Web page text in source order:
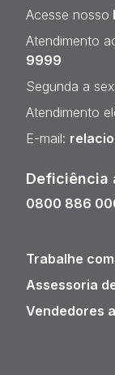
Acesse nosso
Atendimento
9999
Segunda a
Atendimento
E-mail:
Deficiência
0800 886
Trabalhe
Assessoria
Vendedores